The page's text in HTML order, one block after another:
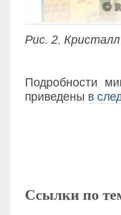
Рис. 2.
Подробности
приведены в
Ссылки по